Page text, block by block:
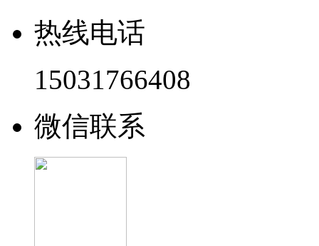
热线电话
15031766408
微信联系